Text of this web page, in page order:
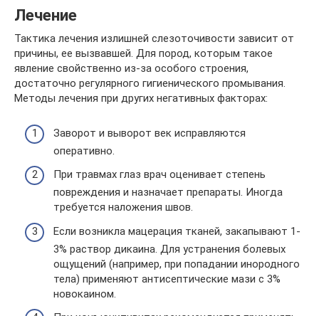
Лечение
Тактика лечения излишней слезоточивости зависит от
причины, ее вызвавшей. Для пород, которым такое
явление свойственно из-за особого строения,
достаточно регулярного гигиенического промывания.
Методы лечения при других негативных факторах:
Заворот и выворот век исправляются
оперативно.
При травмах глаз врач оценивает степень
повреждения и назначает препараты. Иногда
требуется наложения швов.
Если возникла мацерация тканей, закапывают 1-
3% раствор дикаина. Для устранения болевых
ощущений (например, при попадании инородного
тела) применяют антисептические мази с 3%
новокаином.